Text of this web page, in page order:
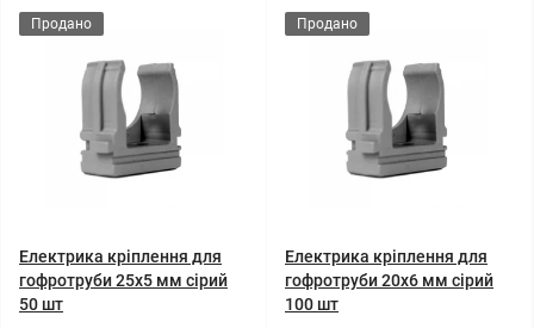
Продано
Електрика кріплення для
гофротруби 25х5 мм сірий
50 шт
Продано
Електрика кріплення для
гофротруби 20x6 мм сірий
100 шт